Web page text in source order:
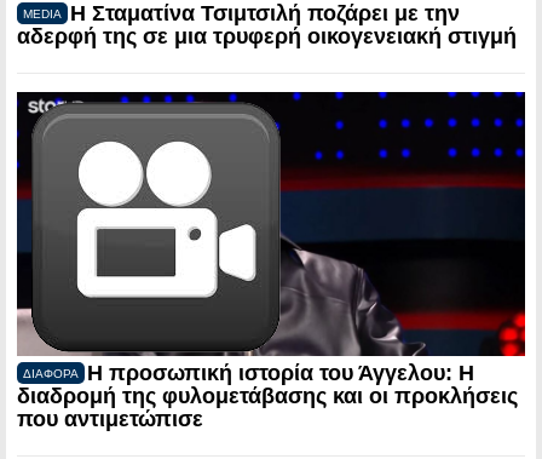
MEDIA
Η Σταματίνα Τσιμτσιλή ποζάρει με την
αδερφή της σε μια τρυφερή οικογενειακή στιγμή
ΔΙΑΦΟΡΑ
Η προσωπική ιστορία του Άγγελου: Η
διαδρομή της φυλομετάβασης και οι προκλήσεις
που αντιμετώπισε